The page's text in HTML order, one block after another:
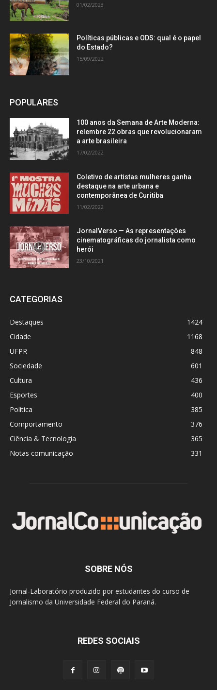
01/02/2023
Políticas públicas e ODS: qual é o papel
do Estado?
15/09/2022
POPULARES
100 anos da Semana de Arte Moderna:
relembre 22 obras que revolucionaram
a arte brasileira
17/02/2022
Coletivo de artistas mulheres ganha
destaque na arte urbana e
contemporânea de Curitiba
11/02/2022
JornalVerso — As representações
cinematográficas do jornalista como
herói
23/10/2021
CATEGORIAS
Destaques
1424
Cidade
1168
UFPR
848
Sociedade
601
Cultura
436
Esportes
400
Política
385
Comportamento
376
Ciência & Tecnologia
365
Notas comunicação
331
SOBRE NÓS
Jornal-Laboratório produzido por estudantes do curso de
Jornalismo da Universidade Federal do Paraná.
REDES SOCIAIS